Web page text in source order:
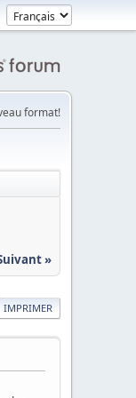
format!
»
IMPRIMER